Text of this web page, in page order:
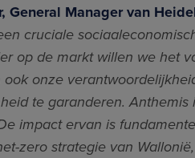
General Manager van
cruciale
op de markt willen we het
onze
te garanderen.
impact ervan is
zero strategie van